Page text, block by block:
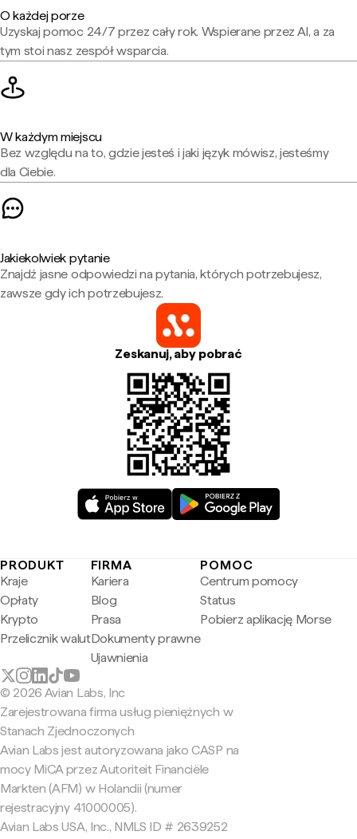
O każdej porze
Uzyskaj pomoc 24/7 przez cały rok. Wspierane przez AI, a za
tym stoi nasz zespół wsparcia.
W każdym miejscu
Bez względu na to, gdzie jesteś i jaki język mówisz, jesteśmy
dla Ciebie.
Jakiekolwiek pytanie
Znajdź jasne odpowiedzi na pytania, których potrzebujesz,
zawsze gdy ich potrzebujesz.
Zeskanuj, aby pobrać
PRODUKT
Kraje
Opłaty
Krypto
Przelicznik walut
FIRMA
Kariera
Blog
Prasa
Dokumenty prawne
Ujawnienia
POMOC
Centrum pomocy
Status
Pobierz aplikację Morse
© 2026 Avian Labs, Inc
Zarejestrowana firma usług pieniężnych w
Stanach Zjednoczonych
Avian Labs jest autoryzowana jako CASP na
mocy MiCA przez Autoriteit Financiële
Markten (AFM) w Holandii (numer
rejestracyjny 41000005).
Avian Labs USA, Inc., NMLS ID # 2639252